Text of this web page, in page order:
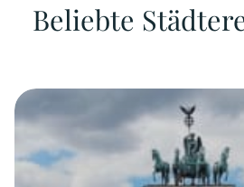
Beliebte